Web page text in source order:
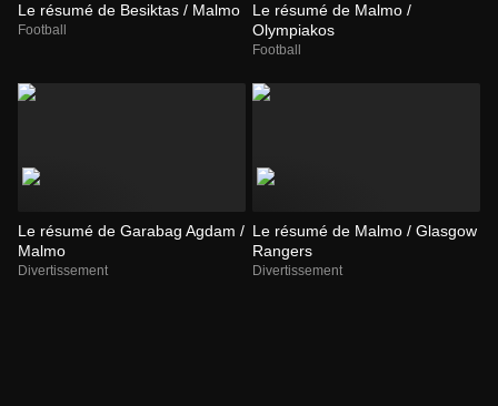
Le résumé de Besiktas / Malmo
Football
Le résumé de Malmo /
Olympiakos
Football
Le résumé de Garabag Agdam /
Malmo
Divertissement
Le résumé de Malmo / Glasgow
Rangers
Divertissement